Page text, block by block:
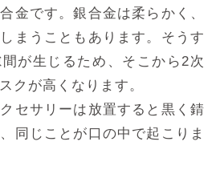
金です。銀合金は柔らかく、
まうこともあります。 そうす
が生じるため、そこから2次
クが高くなります。
セサリーは放置すると黒く錆
同じことが口の中で起こりま